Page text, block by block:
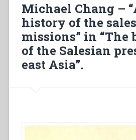
por
eles,
porque
eram
como
ovelhas
Michael Chang –
history of the
missions” in “The
of the Salesian
east Asia”.